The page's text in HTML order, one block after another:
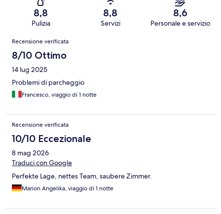
8,8
Pulizia
8,8
Servizi
8,6
Personale e servizio
Recensioni
Recensione verificata
8/10 Ottimo
14 lug 2025
Problemi di parcheggio
Francesco, viaggio di 1 notte
Recensione verificata
10/10 Eccezionale
8 mag 2026
Traduci con Google
Perfekte Lage, nettes Team, saubere Zimmer.
Marion Angelika, viaggio di 1 notte